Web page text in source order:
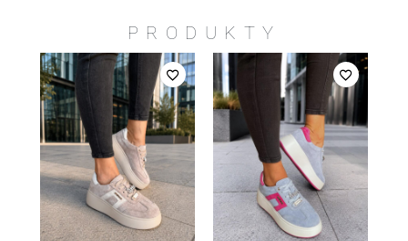
PRODUKTY